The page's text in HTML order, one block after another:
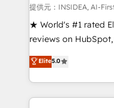
提供元：INSIDEA, AI-
★ World's #1 rated
reviews on
Certified Experts &
1,500+
First, RevOps-led,
Company of the Year 2024/25
Elite5.0